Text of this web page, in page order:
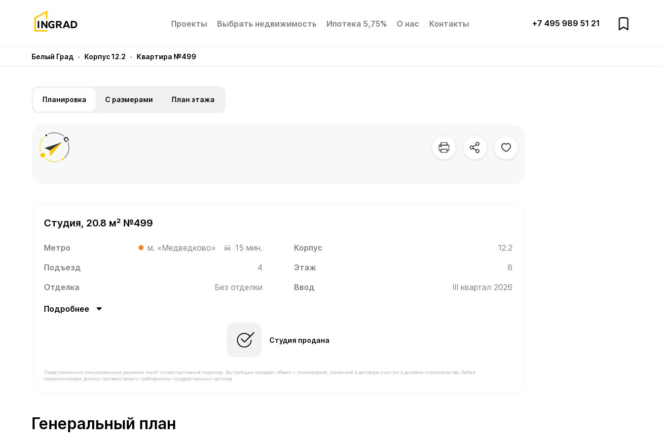
Проекты Выбрать недвижимость Ипотека 5,75% О нас Контакты +7 495 989 51 21
Белый Град · Корпус 12.2 · Квартира №499
Планировка С размерами План этажа
Студия, 20.8 м² №499
Метро м. «Медведково» 15 мин. Корпус 12.2
Подъезд 4 Этаж
8
Отделка
Без отделки Ввод III квартал 2026
Подробнее
Студия продана
Представленные планировочные решения носят иллюстративный характер. Застройщик передаёт объект с планировкой, указанной в договоре участия в долевом строительстве. Любая
перепланировка должна соответствовать требованиям государственных органов.
Генеральный план